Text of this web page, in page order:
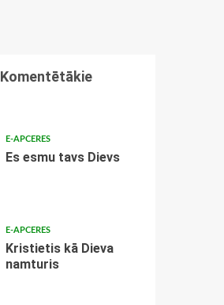
Komentētākie
E-APCERES
Es esmu tavs Dievs
E-APCERES
Kristietis kā Dieva
namturis